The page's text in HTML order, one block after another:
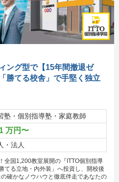
ング型で【15年間撤退ゼ
勝てる校舎」で手堅く独立
塾・個別指導塾・家庭教師
万円〜
・法人
全国1,200教室展開の『ITTO個別指導
てる立地・内外装」へ投資し、開校後
確かなノウハウと徹底伴走であなたの